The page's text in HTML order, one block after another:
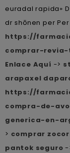
euradal rapida»
dr shōnen per
https://
comprar-
Enlace Aquí ->
arapaxel
https://
compra-de-
generica-en-
> comprar
pantok seguro -